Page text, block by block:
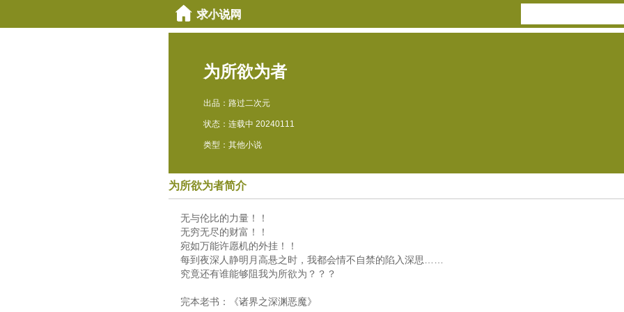
为所欲为者
出品：路过二次元
状态：连载中 20240111
类型：其他小说
为所欲为者简介
无与伦比的力量！！
无穷无尽的财富！！
宛如万能许愿机的外挂！！
每到夜深人静明月高悬之时，我都会情不自禁的陷入深思……
究竟还有谁能够阻我为所欲为？？？
完本老书：《诸界之深渊恶魔》